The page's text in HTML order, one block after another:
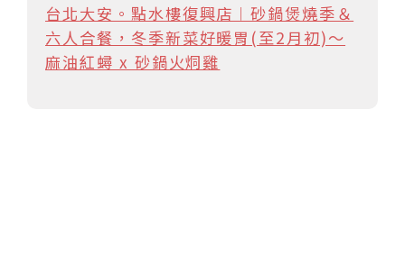
台北大安。點水樓復興店︱砂鍋煲燒季＆
六人合餐，冬季新菜好暖胃(至2月初)～
麻油紅蟳 x 砂鍋火烔雞